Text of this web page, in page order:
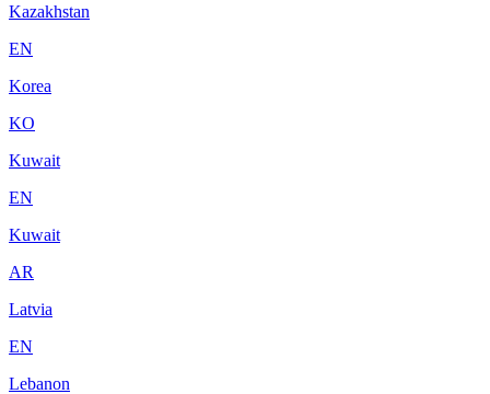
Kazakhstan
EN
Korea
KO
Kuwait
EN
Kuwait
AR
Latvia
EN
Lebanon